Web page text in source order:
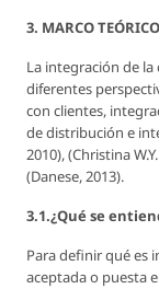
3. MARCO TEÓRICO
La integración de
diferentes
con clientes,
de distribución e
2010), (Christina
(Danese, 2013).
3.1.¿Qué se
Para definir qué es
aceptada o puesta